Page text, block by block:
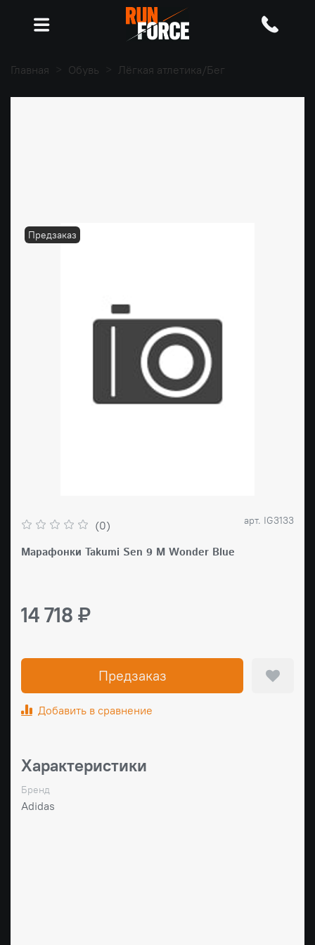
Главная Обувь Лёгкая атлетика/Бег
Предзаказ
(0) арт. IG3133
Марафонки Takumi Sen 9 M Wonder Blue
14 718 ₽
Предзаказ
Добавить в сравнение
Характеристики
Бренд
Adidas